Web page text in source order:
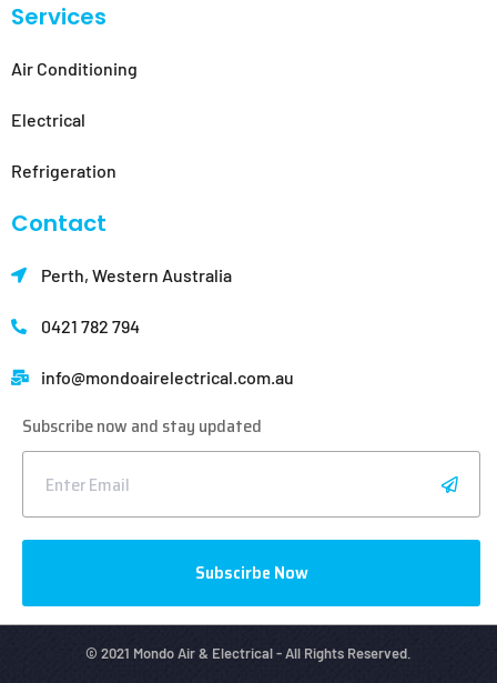
Services
Air Conditioning
Electrical
Refrigeration
Contact
Perth, Western Australia
0421 782 794
info@mondoairelectrical.com.au
Subscribe now and stay updated
Subscirbe Now
© 2021 Mondo Air & Electrical - All Rights Reserved.